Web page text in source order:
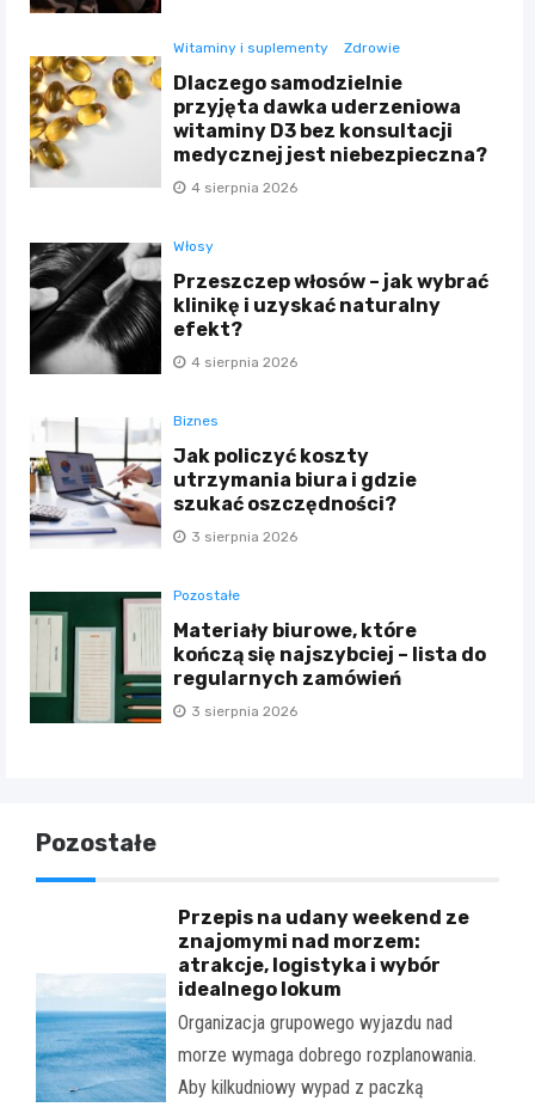
Witaminy i suplementy Zdrowie
Dlaczego samodzielnie
przyjęta dawka uderzeniowa
witaminy D3 bez konsultacji
medycznej jest niebezpieczna?
4 sierpnia 2026
Włosy
Przeszczep włosów – jak wybrać
klinikę i uzyskać naturalny
efekt?
4 sierpnia 2026
Biznes
Jak policzyć koszty
utrzymania biura i gdzie
szukać oszczędności?
3 sierpnia 2026
Pozostałe
Materiały biurowe, które
kończą się najszybciej – lista do
regularnych zamówień
3 sierpnia 2026
Pozostałe
Przepis na udany weekend ze
znajomymi nad morzem:
atrakcje, logistyka i wybór
idealnego lokum
Organizacja grupowego wyjazdu nad
morze wymaga dobrego rozplanowania.
Aby kilkudniowy wypad z paczką